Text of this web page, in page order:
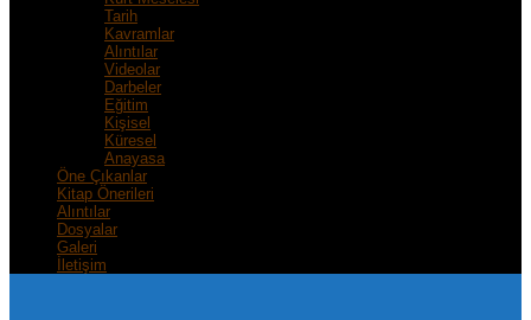
Tarih
Kavramlar
Alıntılar
Videolar
Darbeler
Eğitim
Kişisel
Küresel
Anayasa
Öne Çıkanlar
Kitap Önerileri
Alıntılar
Dosyalar
Galeri
İletişim